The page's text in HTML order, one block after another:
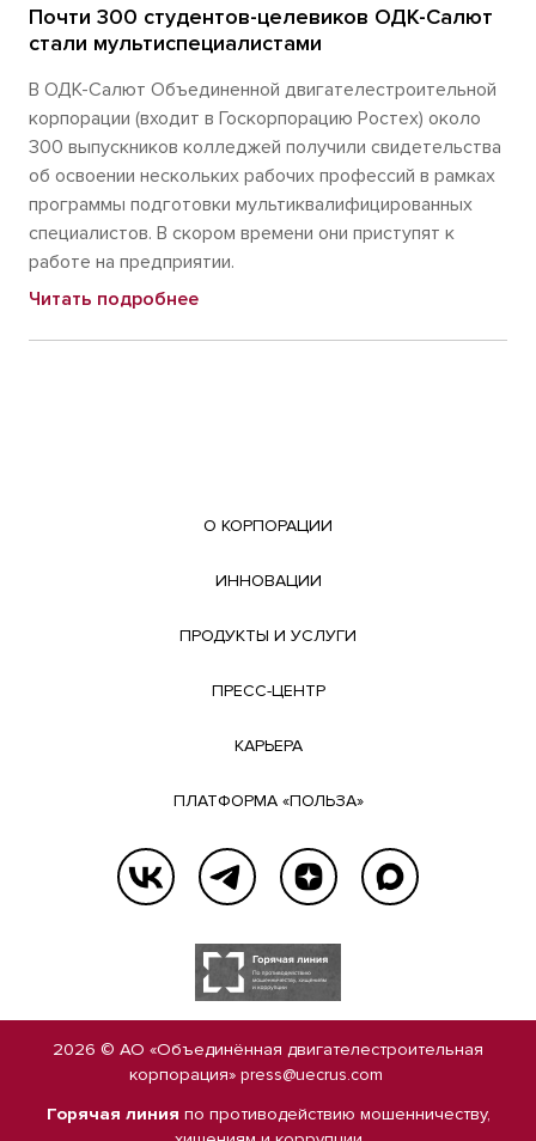
Почти 300 студентов-целевиков ОДК-Салют
стали мультиспециалистами
В ОДК-Салют Объединенной двигателестроительной
корпорации (входит в Госкорпорацию Ростех) около
300 выпускников колледжей получили свидетельства
об освоении нескольких рабочих профессий в рамках
программы подготовки мультиквалифицированных
специалистов. В скором времени они приступят к
работе на предприятии.
Читать подробнее
О КОРПОРАЦИИ
ИННОВАЦИИ
ПРОДУКТЫ И УСЛУГИ
ПРЕСС-ЦЕНТР
КАРЬЕРА
ПЛАТФОРМА «ПОЛЬЗА»
2026 © АО «Объединённая двигателестроительная
корпорация» press@uecrus.com
Горячая линия по противодействию мошенничеству,